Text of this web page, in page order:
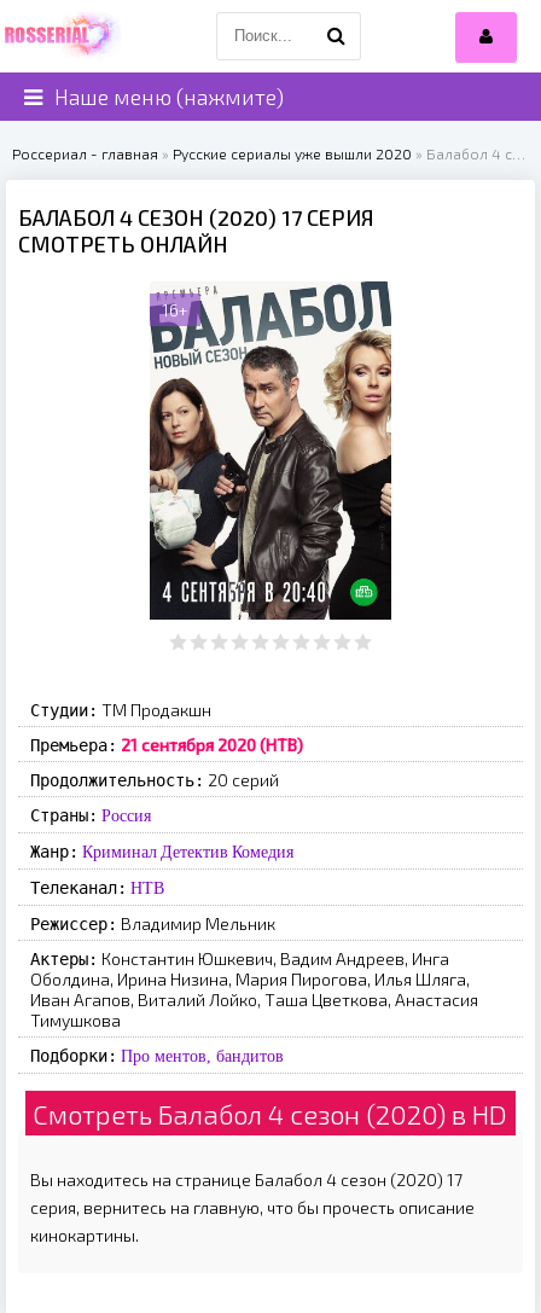
Наше меню (нажмите)
Россериал - главная » Русские сериалы уже вышли 2020 » Балабол 4 сезон (2020)
БАЛАБОЛ 4 СЕЗОН (2020) 17 СЕРИЯ
СМОТРЕТЬ ОНЛАЙН
16+
Студии: ТМ Продакшн
Премьера: 21 сентября 2020 (НТВ)
Продолжительность: 20 серий
Страны: Россия
Жанр: Криминал Детектив Комедия
Телеканал: НТВ
Режиссер: Владимир Мельник
Актеры: Константин Юшкевич, Вадим Андреев, Инга
Оболдина, Ирина Низина, Мария Пирогова, Илья Шляга,
Иван Агапов, Виталий Лойко, Таша Цветкова, Анастасия
Тимушкова
Подборки: Про ментов, бандитов
Смотреть Балабол 4 сезон (2020) в HD
Вы находитесь на странице Балабол 4 сезон (2020) 17
серия, вернитесь на главную, что бы прочесть описание
кинокартины.